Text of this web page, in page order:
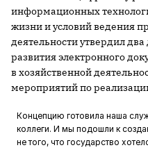
информационных
жизни и условий ведения
деятельности утвердил
развития электронного
в хозяйственной
мероприятий по
Концепцию готовила наша
коллеги. И мы подошли к
не того, что государство